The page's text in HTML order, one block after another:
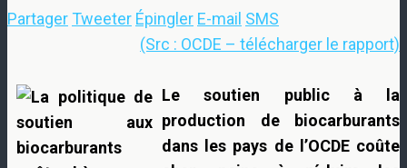
Partager Tweeter Épingler E-mail SMS
(Src : OCDE – télécharger le rapport)
Le soutien public à la
production de biocarburants
dans les pays de l’OCDE coûte